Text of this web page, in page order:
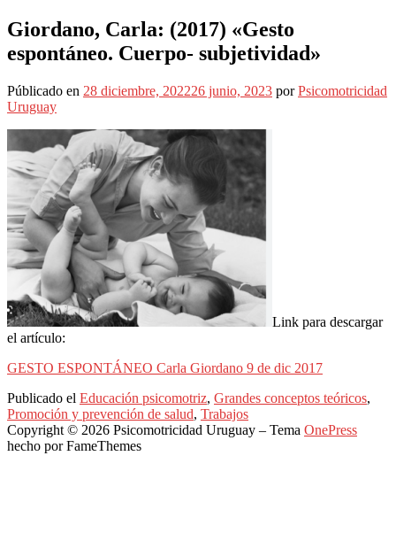
Giordano, Carla: (2017) «Gesto
espontáneo. Cuerpo- subjetividad»
Públicado en 28 diciembre, 202226 junio, 2023 porPsicomotricidad
Uruguay
Link para descargar
el artículo:
GESTO ESPONTÁNEO Carla Giordano 9 de dic 2017
Publicado el Educación psicomotriz, Grandes conceptos teóricos,
Promoción y prevención de salud, Trabajos
Copyright © 2026 Psicomotricidad Uruguay – Tema OnePress
hecho por FameThemes